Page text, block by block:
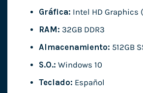
Gráfica: Intel HD Graphics
RAM: 32GB DDR3
Almacenamiento: 512GB
S.O.: Windows 10
Teclado: Español